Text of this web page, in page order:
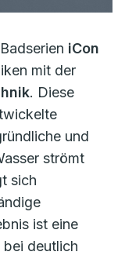
iCon
mit der
. Diese
und
strömt
sich
ist eine
deutlich